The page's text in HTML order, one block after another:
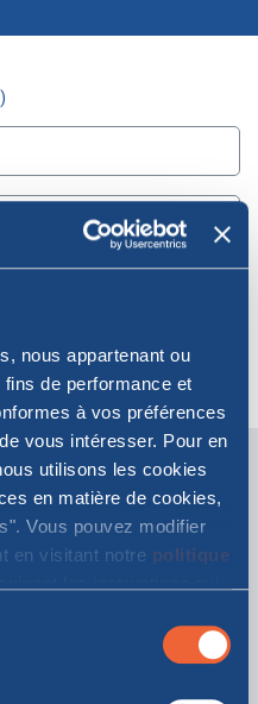
nous appartenant ou
de performance et
à vos préférences
vous intéresser. Pour en
utilisons les cookies
en matière de cookies,
Vous pouvez modifier
en visitant notre politique
de cookies sur